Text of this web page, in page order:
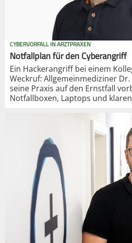
CYBERVORFALL IN ARZTPRAXEN
Notfallplan für den Cyberangriff
Ein Hackerangriff bei einem
Weckruf: Allgemeinmediziner
seine Praxis auf den Ernstfall
Notfallboxen, Laptops und